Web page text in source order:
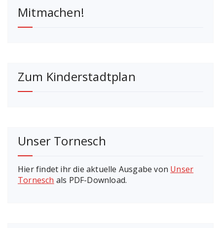
Mitmachen!
Zum Kinderstadtplan
Unser Tornesch
Hier findet ihr die aktuelle Ausgabe von Unser
Tornesch als PDF-Download.